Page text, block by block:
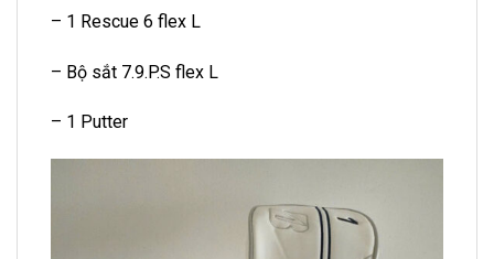
– 1 Rescue 6 flex L
– Bộ sắt 7.9.P.S flex L
– 1 Putter